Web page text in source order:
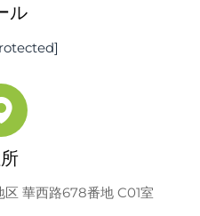
ル
華西路678番地 C01室